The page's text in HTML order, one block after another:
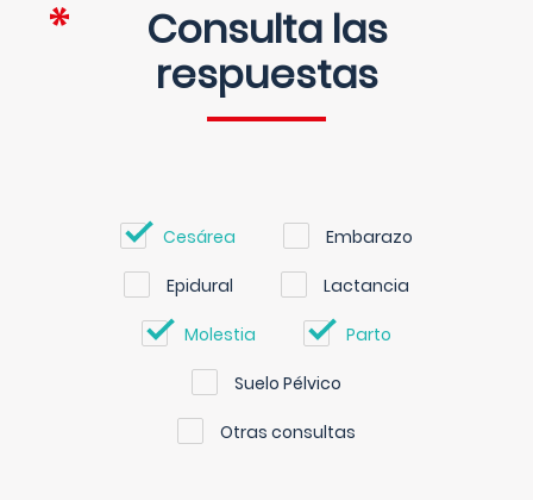
Consulta las
respuestas
Cesárea Embarazo
Epidural Lactancia
Molestia Parto
Suelo Pélvico
Otras consultas